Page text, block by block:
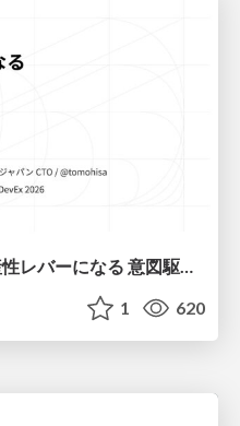
AI時代に設計が 最大の生産性レバーになる 意図駆動開発とデータを消さない設計｜Don't Delete Your Data or Your Intent — Design as the Deepest Lever in the AI Era
1 620